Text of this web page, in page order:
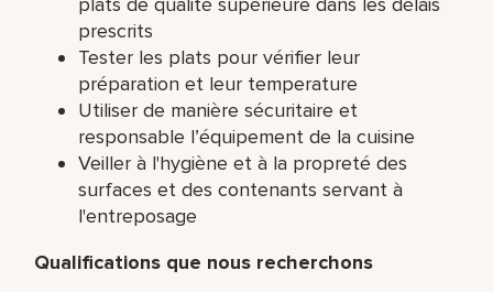
prescrits
Tester les plats pour vérifier leur
préparation et leur temperature
Utiliser de manière sécuritaire et
responsable l’équipement de la cuisine
Veiller à l'hygiène et à la propreté des
surfaces et des contenants servant à
l'entreposage
Qualifications que nous recherchons